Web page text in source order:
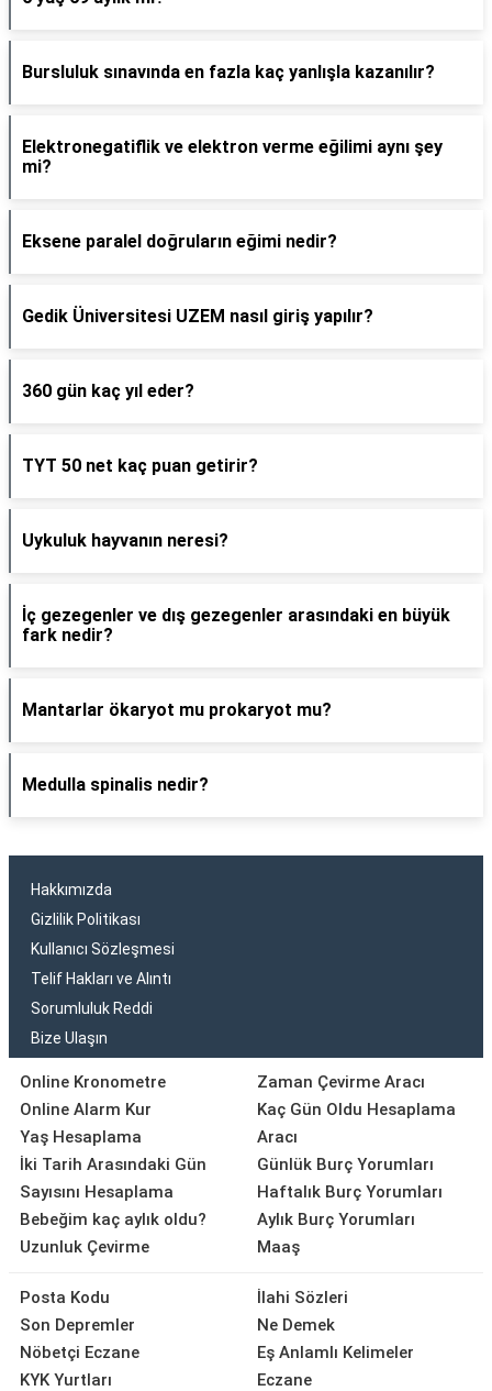
Bursluluk sınavında en fazla kaç yanlışla kazanılır?
Elektronegatiflik ve elektron verme eğilimi aynı şey
mi?
Eksene paralel doğruların eğimi nedir?
Gedik Üniversitesi UZEM nasıl giriş yapılır?
360 gün kaç yıl eder?
TYT 50 net kaç puan getirir?
Uykuluk hayvanın neresi?
İç gezegenler ve dış gezegenler arasındaki en büyük
fark nedir?
Mantarlar ökaryot mu prokaryot mu?
Medulla spinalis nedir?
Hakkımızda
Gizlilik Politikası
Kullanıcı Sözleşmesi
Telif Hakları ve Alıntı
Sorumluluk Reddi
Bize Ulaşın
Online Kronometre
Online Alarm Kur
Yaş Hesaplama
İki Tarih Arasındaki Gün
Sayısını Hesaplama
Bebeğim kaç aylık oldu?
Uzunluk Çevirme
Zaman Çevirme Aracı
Kaç Gün Oldu Hesaplama
Aracı
Günlük Burç Yorumları
Haftalık Burç Yorumları
Aylık Burç Yorumları
Maaş
Posta Kodu
Son Depremler
Nöbetçi Eczane
KYK Yurtları
İlahi Sözleri
Ne Demek
Eş Anlamlı Kelimeler
Eczane